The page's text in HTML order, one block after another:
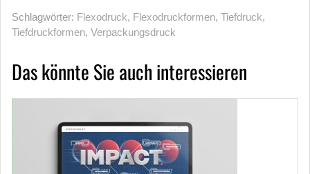
Schlagwörter: Flexodruck, Flexodruckformen, Tiefdruck,
Tiefdruckformen, Verpackungsdruck
Das könnte Sie auch interessieren